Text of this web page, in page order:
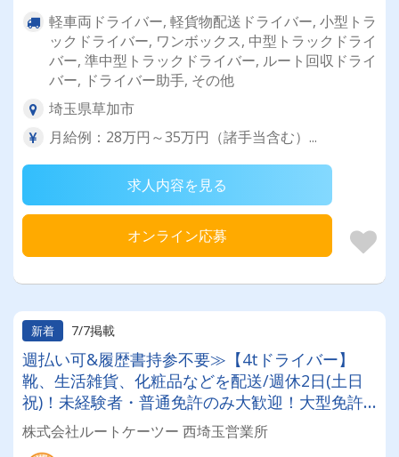
軽車両ドライバー, 軽貨物配送ドライバー, 小型トラ
ックドライバー, ワンボックス, 中型トラックドライ
バー, 準中型トラックドライバー, ルート回収ドライ
バー, ドライバー助手, その他
埼玉県草加市
月給例：28万円～35万円（諸手当含む）...
求人内容を見る
オンライン応募
新着 7/7掲載
週払い可&履歴書持参不要≫【4tドライバー】
靴、生活雑貨、化粧品などを配送/週休2日(土日
祝)！未経験者・普通免許のみ大歓迎！大型免許
取得時は50%費用補助制度も有★インセン・賞
与・勤続給・子ども手当など待遇充実
株式会社ルートケーツー 西埼玉営業所